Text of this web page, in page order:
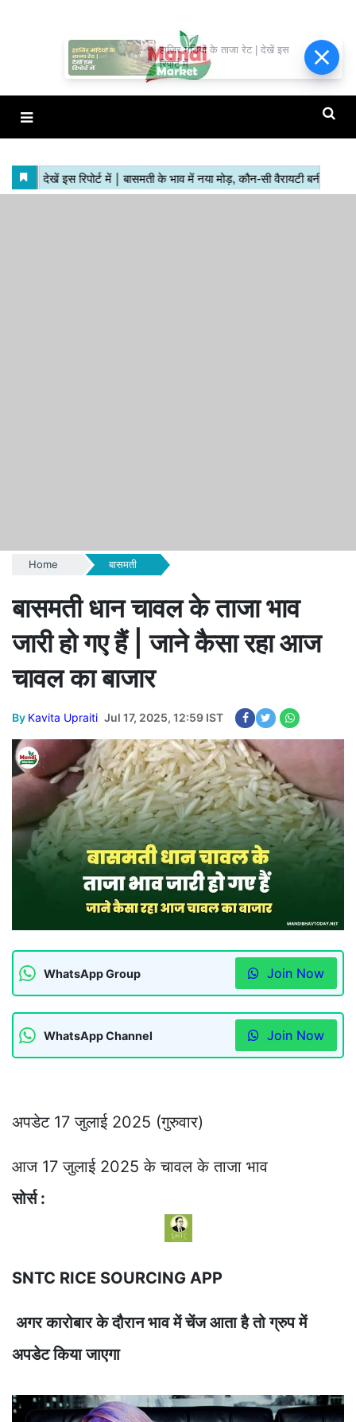
Home बासमती
बासमती धान चावल के ताजा भाव
जारी हो गए हैं | जाने कैसा रहा आज
चावल का बाजार
By Kavita Upraiti Jul 17, 2025, 12:59 IST
WhatsApp Group Join Now
WhatsApp Channel Join Now
अपडेट 17 जुलाई 2025 (गुरुवार)
आज 17 जुलाई 2025 के चावल के ताजा भाव
सोर्स :
SNTC RICE SOURCING APP
अगर कारोबार के दौरान भाव में चेंज आता है तो ग्रुप में
अपडेट किया जाएगा
हाजिर मंडियों के ताजा रेट | देखें इस
रिपोर्ट में